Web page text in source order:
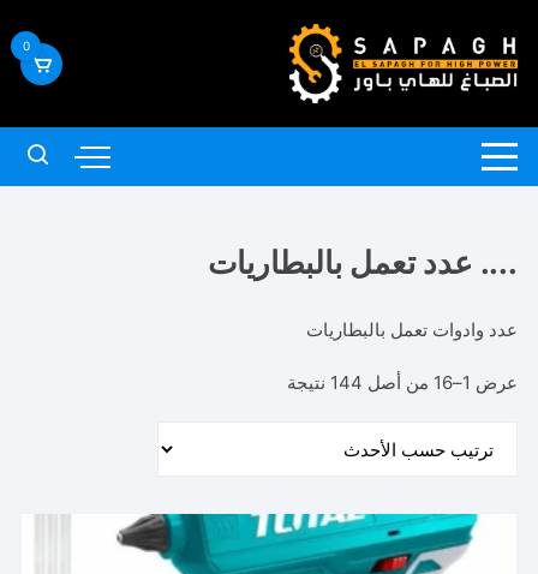
إلى
المحتوى
0
.... عدد تعمل بالبطاريات
عدد وادوات تعمل بالبطاريات
عرض 1–16 من أصل 144 نتيجة